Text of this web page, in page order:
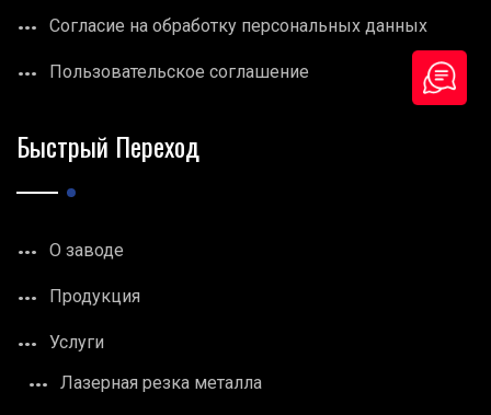
Согласие на обработку персональных данных
Пользовательское соглашение
Быстрый Переход
О заводе
Продукция
Услуги
Лазерная резка металла